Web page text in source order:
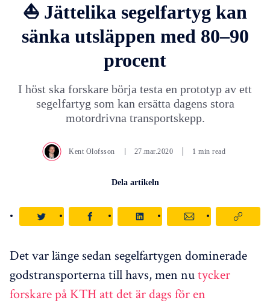
⛵ Jättelika segelfartyg kan
sänka utsläppen med 80–90
procent
I höst ska forskare börja testa en prototyp av ett
segelfartyg som kan ersätta dagens stora
motordrivna transportskepp.
Kent Olofsson 27.mar.2020 1 min read
Dela artikeln
Det var länge sedan segelfartygen dominerade
godstransporterna till havs, men nutycker
forskare på KTH att det är dags för en